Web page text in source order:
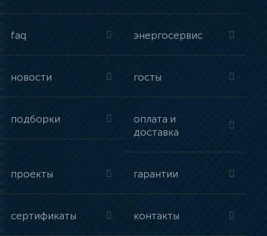
faq энергосервис
новости госты
подборки
оплата и
доставка
проекты гарантии
сертификаты контакты